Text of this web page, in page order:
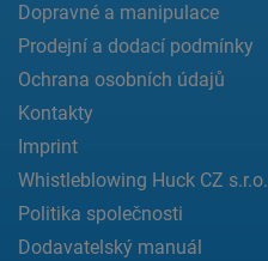
Dopravné a manipulace
Prodejní a dodací podmínky
Ochrana osobních údajů
Kontakty
Imprint
Whistleblowing Huck CZ s.r.o.
Politika společnosti
Dodavatelský manuál